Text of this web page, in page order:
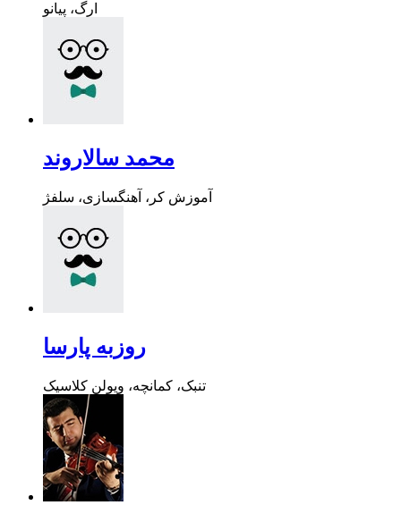
ارگ، پیانو
محمد سالاروند
آموزش کر، آهنگسازی، سلفژ
روزبه پارسا
تنبک، کمانچه، ویولن کلاسیک